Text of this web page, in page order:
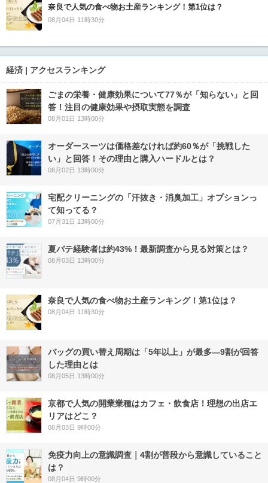
奈良で人気の食べ物お土産ランキング！第1位は？
08月04日 11時30分
経済 | アクセスランキング
ごまの栄養・健康効果について77％が「知らない」と回
答！注目の健康効果や摂取実態を調査
08月01日 13時00分
オーダースーツは価格差なければ約60％が「挑戦した
い」と回答！その理由と購入ハードルとは？
08月02日 13時00分
宅配クリーニングの「汗抜き・消臭加工」オプションっ
て知ってる？
07月31日 13時00分
夏バテ経験者は約43%！最新調査から見る対策とは？
08月03日 13時00分
奈良で人気の食べ物お土産ランキング！第1位は？
08月04日 11時30分
バッグの買い替え周期は「5年以上」が最多―9割が回答
した理由とは
08月05日 13時00分
京都で人気の開業業種はカフェ・飲食店！理想の出店エ
リアはどこ？
08月03日 9時00分
免疫力向上の意識調査｜4割が普段から意識していること
は？
08月04日 9時00分